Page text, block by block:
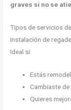
graves si no se
Tipos de servicios
Instalación de
Ideal si:
Estás
Cambiaste
Quieres